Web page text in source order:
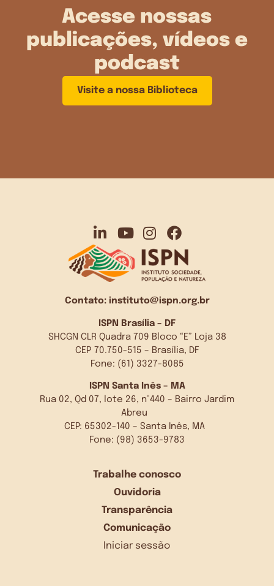
Acesse nossas
publicações, vídeos e
podcast
Visite a nossa Biblioteca
Contato: instituto@ispn.org.br
ISPN Brasília – DF
SHCGN CLR Quadra 709 Bloco “E” Loja 38
CEP 70.750-515 – Brasília, DF
Fone: (61) 3327-8085
ISPN Santa Inês – MA
Rua 02, Qd 07, lote 26, n°440 – Bairro Jardim
Abreu
CEP: 65302-140 – Santa Inês, MA
Fone: (98) 3653-9783
Trabalhe conosco
Ouvidoria
Transparência
Comunicação
Iniciar sessão